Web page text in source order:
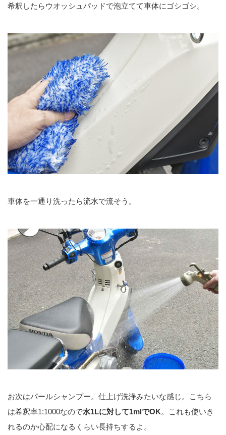
希釈したらウオッシュパッドで泡立てて車体にゴシゴシ。
車体を一通り洗ったら流水で流そう。
お次はパールシャンプー。仕上げ洗浄みたいな感じ。こちら
は希釈率1:1000なので水1Lに対して1mlでOK。これも使いき
れるのか心配になるくらい長持ちするよ。